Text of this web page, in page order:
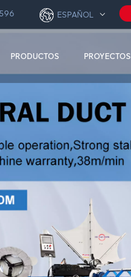
ESPAÑOL
PRODUCTOS PROYECTOS